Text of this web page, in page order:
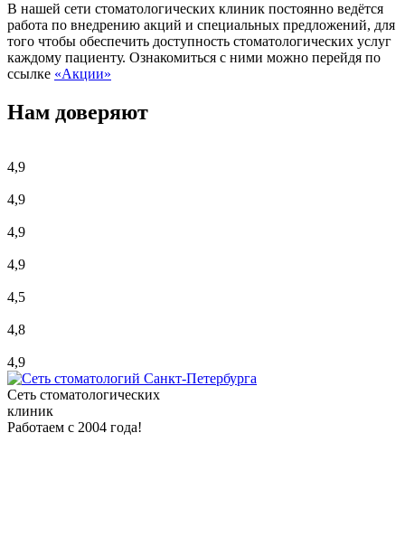
В нашей сети стоматологических клиник постоянно ведётся
работа по внедрению акций и специальных предложений, для
того чтобы обеспечить доступность стоматологических услуг
каждому пациенту. Ознакомиться с ними можно перейдя по
ссылке «Акции»
Нам доверяют
4,9
4,9
4,9
4,9
4,5
4,8
4,9
Сеть стоматологических
клиник
Работаем с 2004 года!